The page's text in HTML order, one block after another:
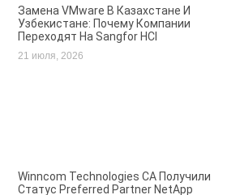
Замена VMware В Казахстане И
Узбекистане: Почему Компании
Переходят На Sangfor HCI
21 июля, 2026
Winncom Technologies CA Получили
Статус Preferred Partner NetApp